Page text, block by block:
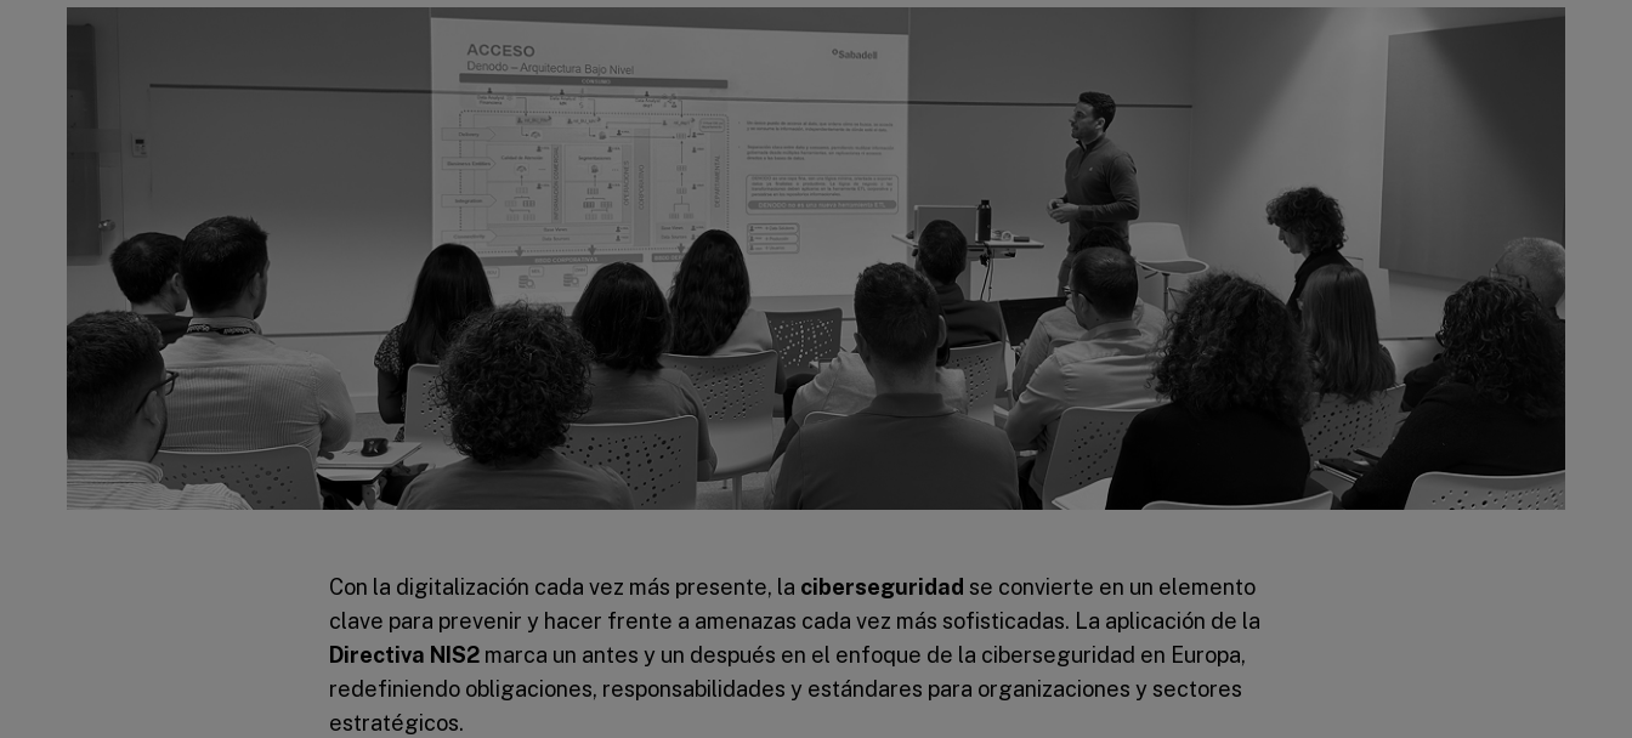
Con la digitalización cada vez más presente, la ciberseguridad se convierte en un elemento
clave para prevenir y hacer frente a amenazas cada vez más sofisticadas. La aplicación de la
Directiva NIS2 marca un antes y un después en el enfoque de la ciberseguridad en Europa,
redefiniendo obligaciones, responsabilidades y estándares para organizaciones y sectores
estratégicos.